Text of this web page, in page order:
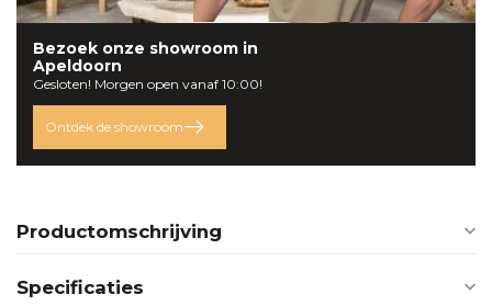
Bezoek onze showroom in
Apeldoorn
Gesloten! Morgen open vanaf 10:00!
Ontdek de showroom
Productomschrijving
Specificaties